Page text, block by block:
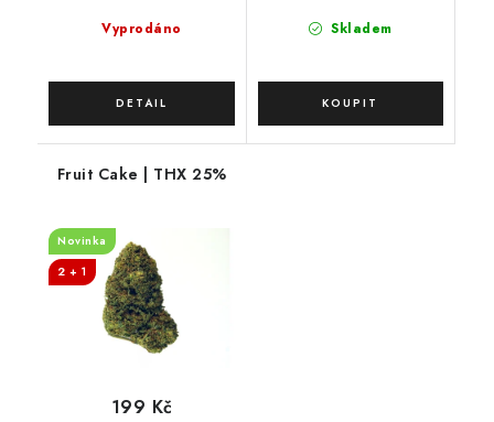
Vyprodáno Skladem
Fruit Cake | THX 25%
Novinka
2 + 1
199 Kč